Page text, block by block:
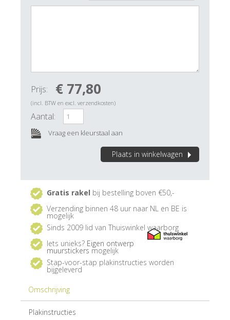
Plaats in winkelwagen
Prijs: € 77,80
(incl. BTW en excl. verzendkosten)
Aantal:
Vraag een kleurstaal aan
Gratis rakel bij bestelling boven €50,-
Verzending binnen 48 uur naar NL en BE is
mogelijk
Sinds 2009 lid van Thuiswinkel waarborg
Iets unieks? Eigen ontwerp
muurstickers mogelijk
Stap-voor-stap plakinstructies worden
bijgeleverd
Omschrijving
Plakinstructies